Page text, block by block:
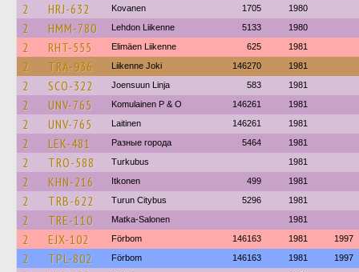
2 HRJ-632 Kovanen 1705 1980
2 HMM-780 Lehdon Liikenne 5133 1980
2 RHT-555 Elimäen Liikenne 625 1981
2 TRA-936 Liikenne Joki 146270 1981
2 SCO-322 Joensuun Linja 583 1981
2 UNV-765 Komulainen P & O 146261 1981
2 UNV-765 Laitinen 146261 1981
2 LEK-481 Разные города 5464 1981
2 TRO-588 Turkubus 1981
2 KHN-216 Itkonen 499 1981
2 TRB-622 Turun Citybus 5296 1981
2 TRE-110 Matka-Salonen 1981
2 EJX-102 Förbom 146163 1981 1997
2 TPL-802 Förbom 146163 1981 1997